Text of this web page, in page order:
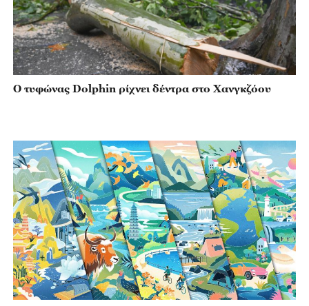
Ο τυφώνας Dolphin ρίχνει δέντρα στο Χανγκζόου